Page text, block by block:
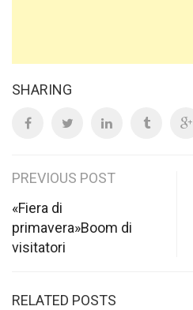
SHARING
Post
navigation
PREVIOUS POST
«Fiera di
primavera»Boom di
visitatori
RELATED POSTS